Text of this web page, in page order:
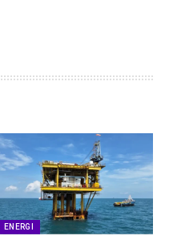
ENERGI